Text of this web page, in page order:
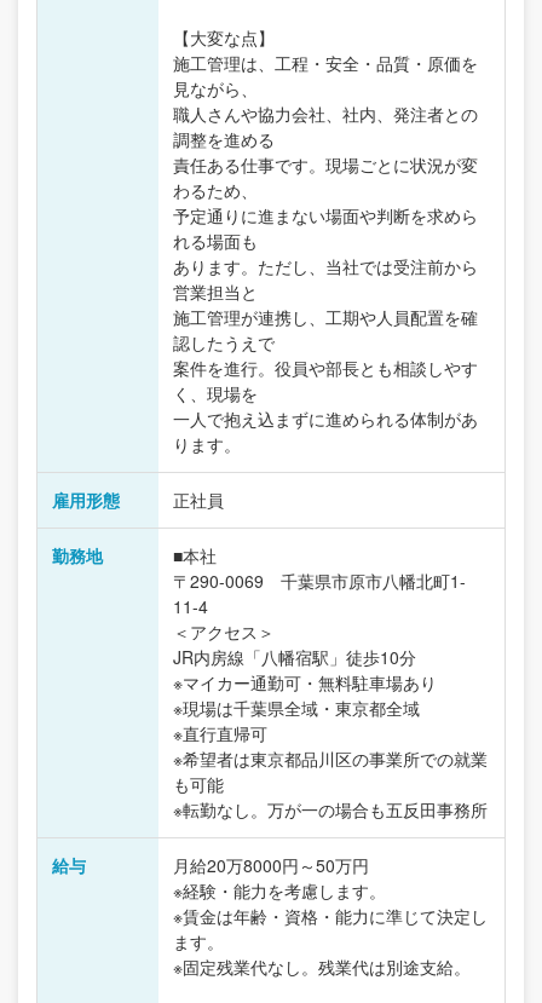
【大変な点】
施工管理は、工程・安全・品質・原価を
見ながら、
職人さんや協力会社、社内、発注者との
調整を進める
責任ある仕事です。現場ごとに状況が変
わるため、
予定通りに進まない場面や判断を求めら
れる場面も
あります。ただし、当社では受注前から
営業担当と
施工管理が連携し、工期や人員配置を確
認したうえで
案件を進行。役員や部長とも相談しやす
く、現場を
一人で抱え込まずに進められる体制があ
ります。
雇用形態 正社員
勤務地
■本社
〒290-0069 千葉県市原市八幡北町1-
11-4
＜アクセス＞
JR内房線「八幡宿駅」徒歩10分
※マイカー通勤可・無料駐車場あり
※現場は千葉県全域・東京都全域
※直行直帰可
※希望者は東京都品川区の事業所での就業
も可能
※転勤なし。万が一の場合も五反田事務所
給与
月給20万8000円～50万円
※経験・能力を考慮します。
※賃金は年齢・資格・能力に準じて決定し
ます。
※固定残業代なし。残業代は別途支給。